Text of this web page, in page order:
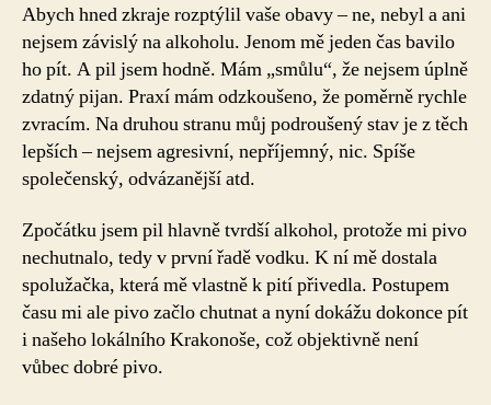
Abych hned zkraje rozptýlil vaše obavy – ne, nebyl a ani
nejsem závislý na alkoholu. Jenom mě jeden čas bavilo
ho pít. A pil jsem hodně. Mám „smůlu“, že nejsem úplně
zdatný pijan. Praxí mám odzkoušeno, že poměrně rychle
zvracím. Na druhou stranu můj podroušený stav je z těch
lepších – nejsem agresivní, nepříjemný, nic. Spíše
společenský, odvázanější atd.
Zpočátku jsem pil hlavně tvrdší alkohol, protože mi pivo
nechutnalo, tedy v první řadě vodku. K ní mě dostala
spolužačka, která mě vlastně k pití přivedla. Postupem
času mi ale pivo začlo chutnat a nyní dokážu dokonce pít
i našeho lokálního Krakonoše, což objektivně není
vůbec dobré pivo.